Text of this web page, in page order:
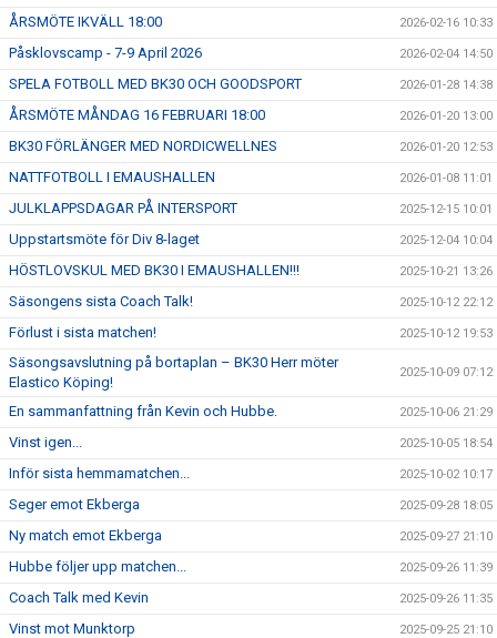
ÅRSMÖTE IKVÄLL 18:00 2026-02-16 10:33
Påsklovscamp - 7-9 April 2026 2026-02-04 14:50
SPELA FOTBOLL MED BK30 OCH GOODSPORT 2026-01-28 14:38
ÅRSMÖTE MÅNDAG 16 FEBRUARI 18:00 2026-01-20 13:00
BK30 FÖRLÄNGER MED NORDICWELLNES 2026-01-20 12:53
NATTFOTBOLL I EMAUSHALLEN 2026-01-08 11:01
JULKLAPPSDAGAR PÅ INTERSPORT 2025-12-15 10:01
Uppstartsmöte för Div 8-laget 2025-12-04 10:04
HÖSTLOVSKUL MED BK30 I EMAUSHALLEN!!! 2025-10-21 13:26
Säsongens sista Coach Talk! 2025-10-12 22:12
Förlust i sista matchen! 2025-10-12 19:53
Säsongsavslutning på bortaplan – BK30 Herr möter
Elastico Köping!
2025-10-09 07:12
En sammanfattning från Kevin och Hubbe. 2025-10-06 21:29
Vinst igen... 2025-10-05 18:54
Inför sista hemmamatchen... 2025-10-02 10:17
Seger emot Ekberga 2025-09-28 18:05
Ny match emot Ekberga 2025-09-27 21:10
Hubbe följer upp matchen... 2025-09-26 11:39
Coach Talk med Kevin 2025-09-26 11:35
Vinst mot Munktorp 2025-09-25 21:10